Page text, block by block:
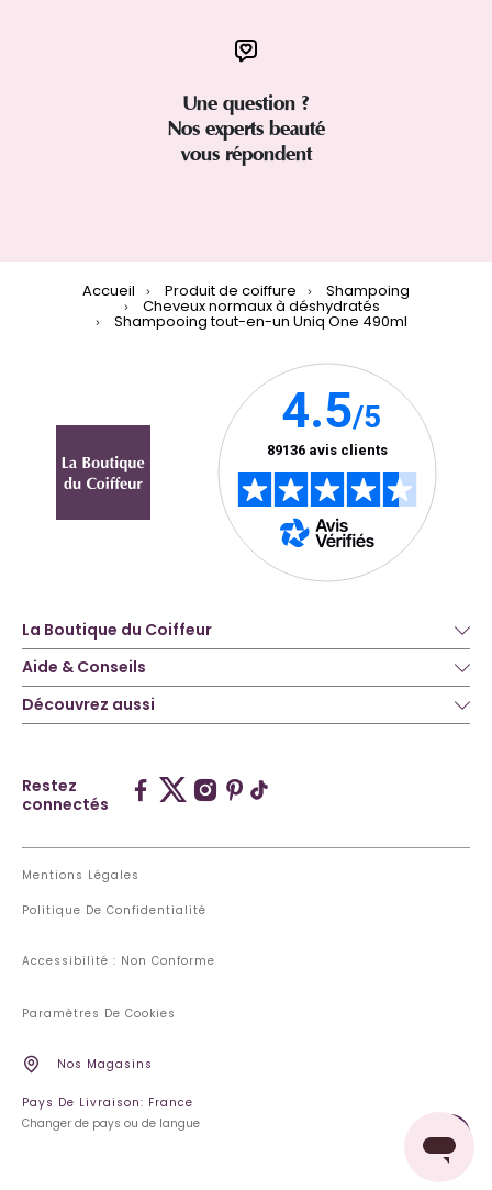
Une question ?
Nos experts beauté
vous répondent
Accueil Produit de coiffure Shampoing
Cheveux normaux à déshydratés
Shampooing tout-en-un Uniq One 490ml
La Boutique du Coiffeur
Aide & Conseils
Découvrez aussi
Restez
connectés
Mentions Légales
Politique De Confidentialité
Accessibilité : Non Conforme
Paramètres De Cookies
Nos Magasins
Pays De Livraison: France
Changer de pays ou de langue